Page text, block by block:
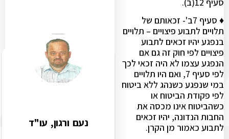
♦ סעיף 7ב'- זכאותם של
תלויים לתבוע פיצויים – תלויים
בנפגע יהיו זכאים לתבוע
פיצויים לפי חוק זה גם אם
הנפגע עצמו לא היה זכאי לכך
לפי סעיף 7, ואם היו תלויים
במי שנפגע כשנהג ללא ביטוח
לפי פקודת הביטוח או
כשהביטוח אינו מכסה את
החבות הנדונה, יהיו זכאים
לתבוע כאמור מן הקרן.
נעם ורגון, עו"ד